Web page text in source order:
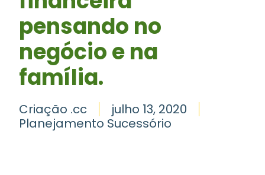
pensando no
negócio e na
família.
Criação .cc
julho 13, 2020
Planejamento Sucessório